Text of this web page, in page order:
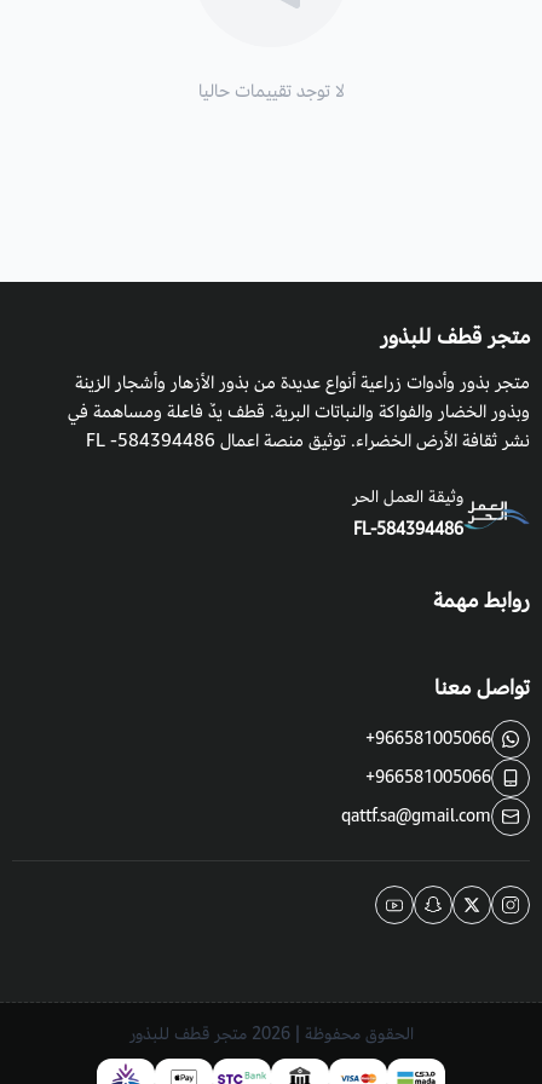
تُعدّ الطماطم مُرتفعةً بمحتواها من الألياف الغذائيّة والماء وتحتوي
لا توجد تقييمات حاليا
متجر قطف للبذور
متجر بذور وأدوات زراعية أنواع عديدة من بذور الأزهار وأشجار الزينة
وبذور الخضار والفواكة والنباتات البرية. قطف يدٌ فاعلة ومساهمة في
نشر ثقافة الأرض الخضراء. توثيق منصة اعمال 584394486- FL
وثيقة العمل الحر
FL-584394486
روابط مهمة
تواصل معنا
+966581005066
+966581005066
qattf.sa@gmail.com
الحقوق محفوظة | 2026 متجر قطف للبذور